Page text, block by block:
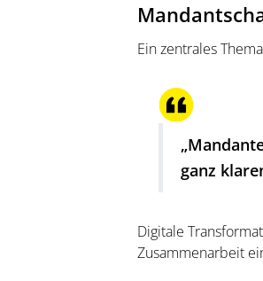
Ein zentrales
ganz
Digitale
Zusammenarbeit